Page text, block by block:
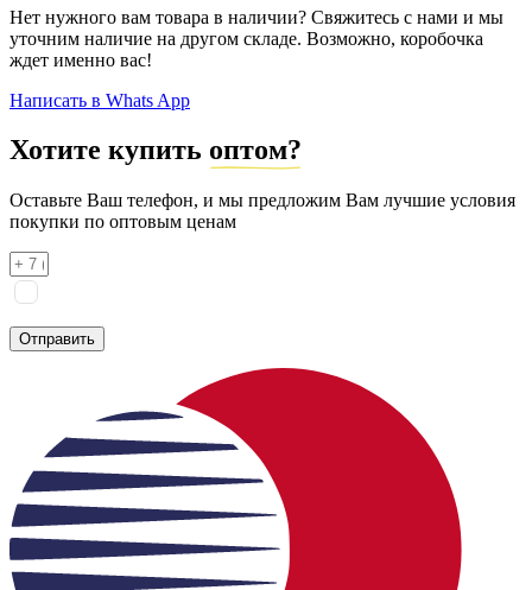
Нет нужного вам товара в наличии? Свяжитесь с нами и мы
уточним наличие на другом складе. Возможно, коробочка
ждет именно вас!
Написать в Whats App
Хотите купить оптом?
Оставьте Ваш телефон, и мы предложим Вам лучшие условия
покупки по оптовым ценам
Отправить